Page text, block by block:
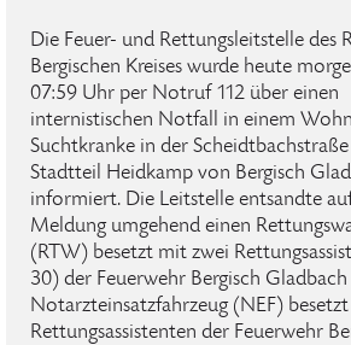
Die Feuer- und Rettungsleitstelle des
Bergischen Kreises wurde heute
07:59 Uhr per Notruf 112 über einen
internistischen Notfall in einem
Suchtkranke in der
Stadtteil Heidkamp von Bergisch
informiert. Die Leitstelle entsandte
Meldung umgehend einen
(RTW) besetzt mit zwei
30) der Feuerwehr Bergisch
Notarzteinsatzfahrzeug (NEF)
Rettungsassistenten der Feuerwehr